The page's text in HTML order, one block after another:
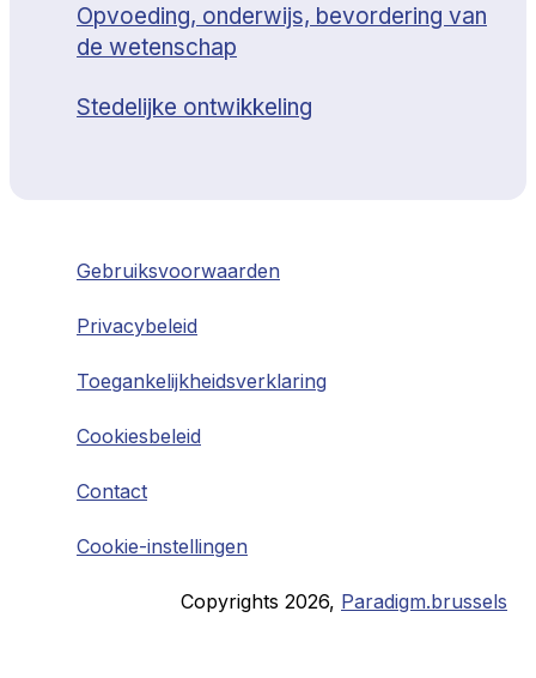
Opvoeding, onderwijs, bevordering van
de wetenschap
Stedelijke ontwikkeling
Gebruiksvoorwaarden
Privacybeleid
Toegankelijkheidsverklaring
Cookiesbeleid
Contact
Cookie-instellingen
Copyrights 2026, Paradigm.brussels